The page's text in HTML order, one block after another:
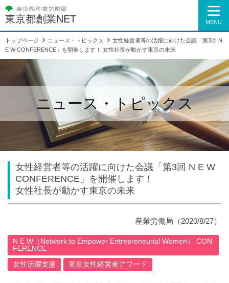
東京都創業NET MENU
トップページ ニュース・トピックス
女性経営者等の活躍に向けた会議「第3回 N
E W CONFERENCE」を開催します！ 女性社長が動かす東京の未来
ニュース・トピックス
女性経営者等の活躍に向けた会議「第3回 N E W
CONFERENCE」を開催します！
女性社長が動かす東京の未来
産業労働局 （2020/8/27）
N E W（Network to Empower Entrepreneurial Women） CON
FERENCE
女性活躍支援
東京女性経営者アワード